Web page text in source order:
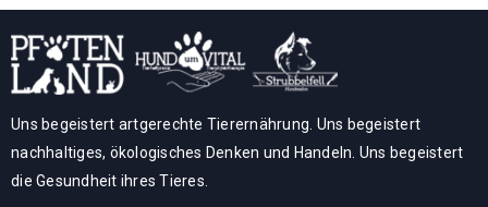
Uns begeistert artgerechte Tierernährung. Uns begeistert
nachhaltiges, ökologisches Denken und Handeln. Uns begeistert
die Gesundheit ihres Tieres.